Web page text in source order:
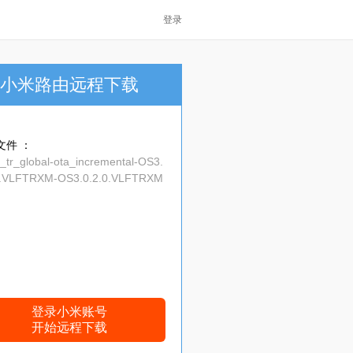
登录
小米路由远程下载
件 ：
ota_incremental-OS3.
OS3.0.2.0.VLFTRXM
登录小米账号
开始远程下载